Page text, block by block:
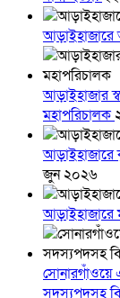
আড়াইহাজার
মহাপরিচালক
আড়াইহাজারে
জুন ২০২৬
আড়াইহাজারে
সোনারগাঁওয়ে
সদস্যপদসহ